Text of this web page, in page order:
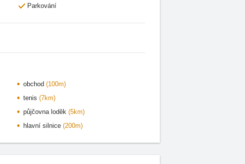
Parkování
obchod (100m)
tenis (7km)
půjčovna loděk (5km)
hlavní silnice (200m)